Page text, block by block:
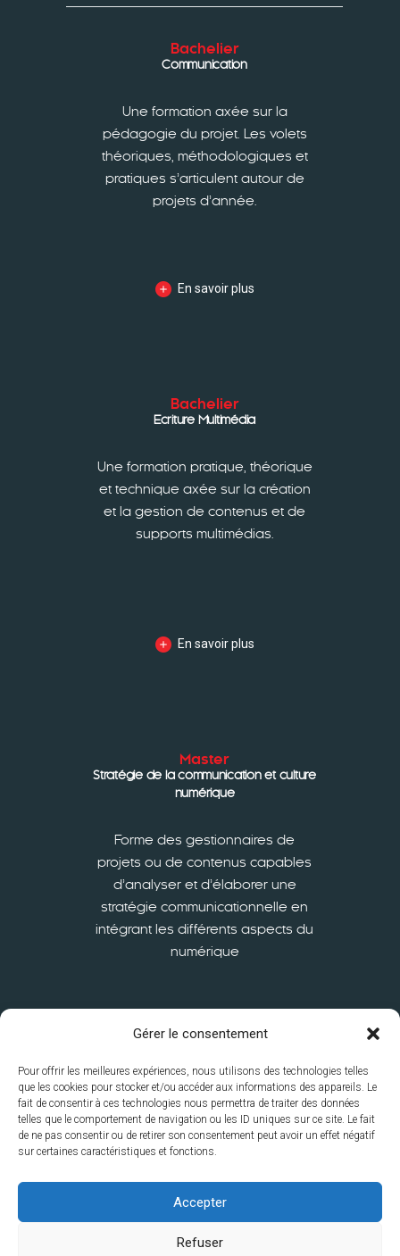
Gérer le consentement
Pour offrir les meilleures expériences, nous utilisons des technologies telles
que les cookies pour stocker et/ou accéder aux informations des appareils. Le
fait de consentir à ces technologies nous permettra de traiter des données
telles que le comportement de navigation ou les ID uniques sur ce site. Le fait
de ne pas consentir ou de retirer son consentement peut avoir un effet négatif
sur certaines caractéristiques et fonctions.
Accepter
Refuser
Bachelier
Communication
Une formation axée sur la
pédagogie du projet. Les volets
théoriques, méthodologiques et
pratiques s’articulent autour de
projets d’année.
En savoir plus
Bachelier
Ecriture Multimédia
Une formation pratique, théorique
et technique axée sur la création
et la gestion de contenus et de
supports multimédias.
En savoir plus
Master
Stratégie de la communication et culture
numérique
Forme des gestionnaires de
projets ou de contenus capables
d’analyser et d’élaborer une
stratégie communicationnelle en
intégrant les différents aspects du
numérique
ISFSC S’inscrire
La recherche à l’ISFSC
Le
service à la Collectivité
Politique de vie privée